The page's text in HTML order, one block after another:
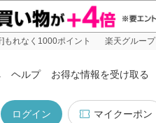
もれなく1000ポイント 楽天グループ
ヘルプ お得な情報を受け取る
マイクーポン
ログイン